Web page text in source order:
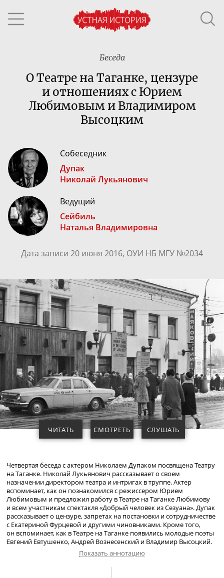
Беседа
О Театре на Таганке, цензуре
и отношениях с Юрием
Любимовым и Владимиром
Высоцким
Собеседник
Дупак
Николай Лукьянович
Ведущий
Сейбиль
Наталья Владимировна
Дата записи 20 июня 2016, ОУИ НБ МГУ №2034
ЧИТАТЬ СМОТРЕТЬ СЛУШАТЬ
Четвертая беседа с актером Николаем Дупаком посвящена Театру
на Таганке. Николай Лукьянович рассказывает о своем
назначении директором театра и интригах в труппе. Актер
вспоминает, как он познакомился с режиссером Юрием
Любимовым и предложил работу в Театре на Таганке Любимову
и всем участникам спектакля «Добрый человек из Сезуана». Дупак
рассказывает о цензуре, запретах на постановки и сотрудничестве
с Екатериной Фурцевой и другими чиновниками. Кроме того,
он вспоминает, как в Театре на Таганке появились молодые поэты
Евгений Евтушенко, Андрей Вознесенский и Владимир Высоцкий.
Показать аннотацию